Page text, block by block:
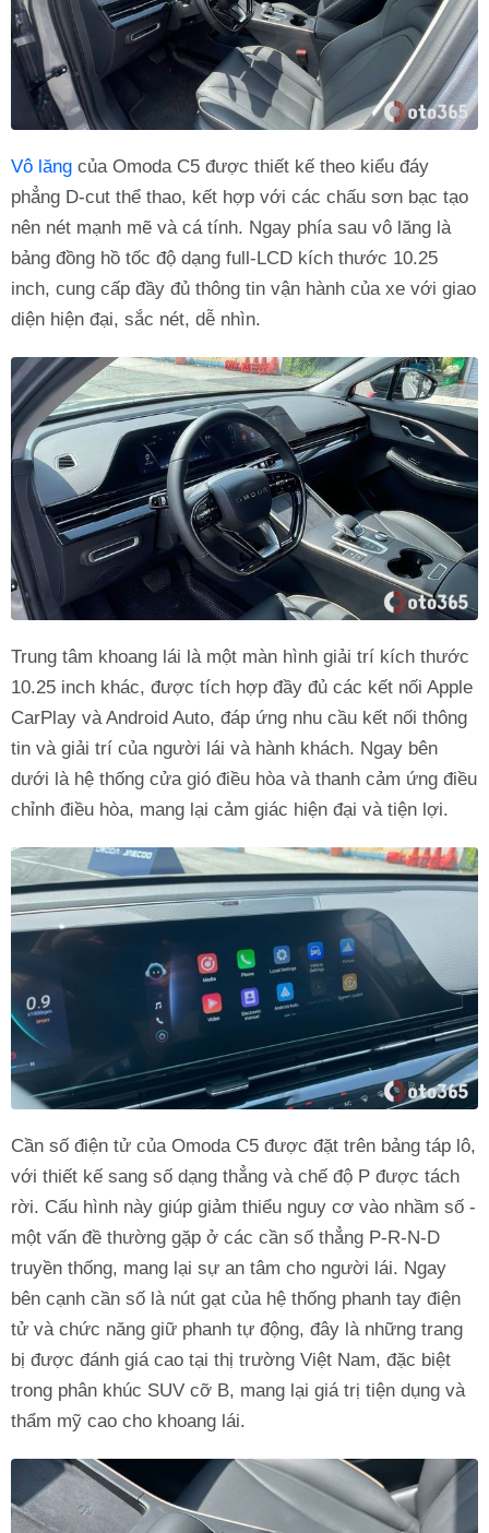
Vô lăng của Omoda C5 được thiết kế theo kiểu đáy
phẳng D-cut thể thao, kết hợp với các chấu sơn bạc tạo
nên nét mạnh mẽ và cá tính. Ngay phía sau vô lăng là
bảng đồng hồ tốc độ dạng full-LCD kích thước 10.25
inch, cung cấp đầy đủ thông tin vận hành của xe với giao
diện hiện đại, sắc nét, dễ nhìn.
Trung tâm khoang lái là một màn hình giải trí kích thước
10.25 inch khác, được tích hợp đầy đủ các kết nối Apple
CarPlay và Android Auto, đáp ứng nhu cầu kết nối thông
tin và giải trí của người lái và hành khách. Ngay bên
dưới là hệ thống cửa gió điều hòa và thanh cảm ứng điều
chỉnh điều hòa, mang lại cảm giác hiện đại và tiện lợi.
Cần số điện tử của Omoda C5 được đặt trên bảng táp lô,
với thiết kế sang số dạng thẳng và chế độ P được tách
rời. Cấu hình này giúp giảm thiểu nguy cơ vào nhầm số -
một vấn đề thường gặp ở các cần số thẳng P-R-N-D
truyền thống, mang lại sự an tâm cho người lái. Ngay
bên cạnh cần số là nút gạt của hệ thống phanh tay điện
tử và chức năng giữ phanh tự động, đây là những trang
bị được đánh giá cao tại thị trường Việt Nam, đặc biệt
trong phân khúc SUV cỡ B, mang lại giá trị tiện dụng và
thẩm mỹ cao cho khoang lái.